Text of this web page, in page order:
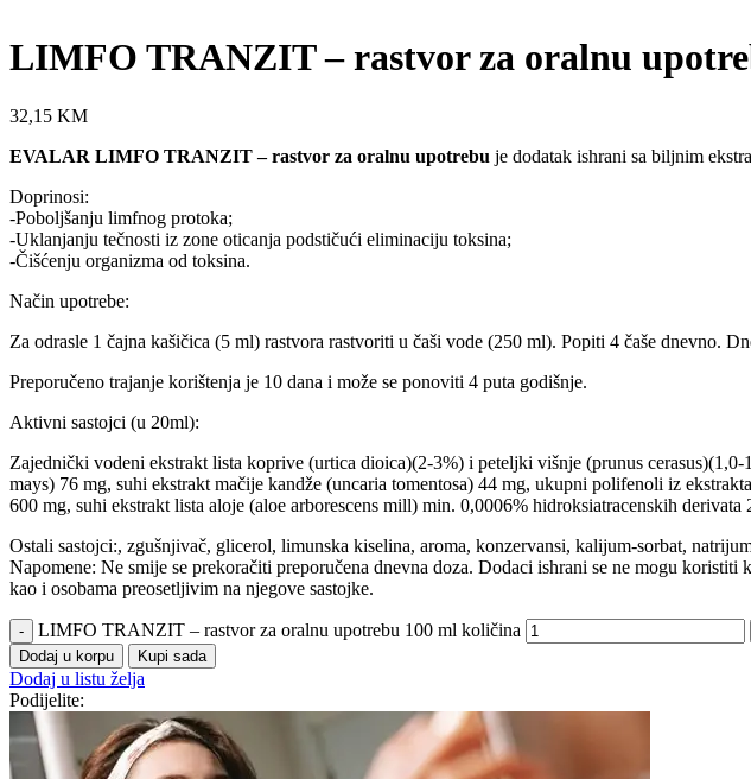
LIMFO TRANZIT – rastvor za oralnu
32,15 KM
EVALAR LIMFO TRANZIT – rastvor za oralnu upotrebu je dodatak ishrani sa biljnim
Doprinosi:
-Poboljšanju limfnog protoka;
-Uklanjanju tečnosti iz zone oticanja podstičući eliminaciju toksina;
-Čišćenju organizma od toksina.
Način upotrebe:
Za odrasle 1 čajna kašičica (5 ml) rastvora rastvoriti u čaši vode (250 ml). Popiti 4 čaše dnevno.
Preporučeno trajanje korištenja je 10 dana i može se ponoviti 4 puta godišnje.
Aktivni sastojci (u 20ml):
Zajednički vodeni ekstrakt lista koprive (urtica dioica)(2-3%) i peteljki višnje (prunus
mays) 76 mg, suhi ekstrakt mačije kandže (uncaria tomentosa) 44 mg, ukupni polifenoli iz
600 mg, suhi ekstrakt lista aloje (aloe arborescens mill) min. 0,0006% hidroksiatracenskih
Ostali sastojci:, zgušnjivač, glicerol, limunska kiselina, aroma, konzervansi, kalijum-sorbat,
Napomene: Ne smije se prekoračiti preporučena dnevna doza. Dodaci ishrani se ne mogu
kao i osobama preosetljivim na njegove sastojke.
LIMFO TRANZIT – rastvor za oralnu upotrebu 100 ml količina
Dodaj u korpu Kupi sada
Dodaj u listu želja
Podijelite: